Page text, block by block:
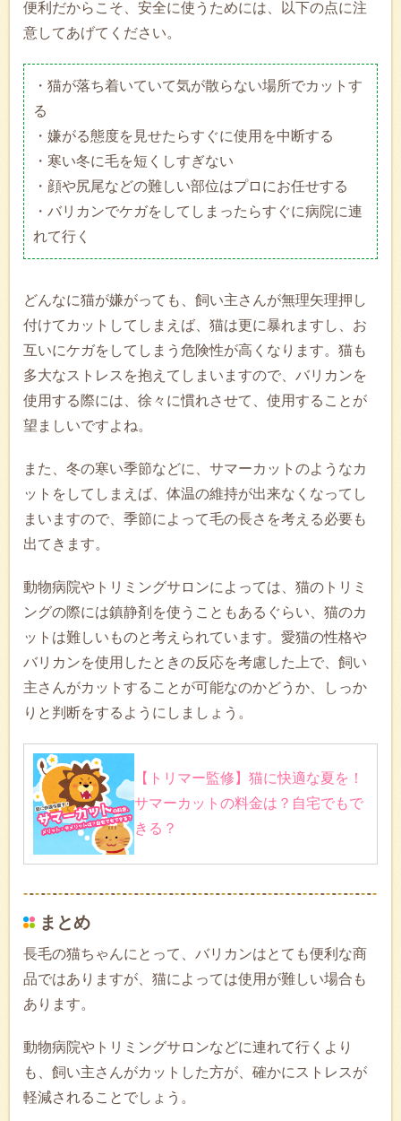
便利だからこそ、安全に使うためには、以下の点に注
意してあげてください。
・猫が落ち着いていて気が散らない場所でカットす
る
・嫌がる態度を見せたらすぐに使用を中断する
・寒い冬に毛を短くしすぎない
・顔や尻尾などの難しい部位はプロにお任せする
・バリカンでケガをしてしまったらすぐに病院に連
れて行く
どんなに猫が嫌がっても、飼い主さんが無理矢理押し
付けてカットしてしまえば、猫は更に暴れますし、お
互いにケガをしてしまう危険性が高くなります。猫も
多大なストレスを抱えてしまいますので、バリカンを
使用する際には、徐々に慣れさせて、使用することが
望ましいですよね。
また、冬の寒い季節などに、サマーカットのようなカ
ットをしてしまえば、体温の維持が出来なくなってし
まいますので、季節によって毛の長さを考える必要も
出てきます。
動物病院やトリミングサロンによっては、猫のトリミ
ングの際には鎮静剤を使うこともあるぐらい、猫のカ
ットは難しいものと考えられています。愛猫の性格や
バリカンを使用したときの反応を考慮した上で、飼い
主さんがカットすることが可能なのかどうか、しっか
りと判断をするようにしましょう。
【トリマー監修】猫に快適な夏を！
サマーカットの料金は？自宅でもで
きる？
まとめ
長毛の猫ちゃんにとって、バリカンはとても便利な商
品ではありますが、猫によっては使用が難しい場合も
あります。
動物病院やトリミングサロンなどに連れて行くより
も、飼い主さんがカットした方が、確かにストレスが
軽減されることでしょう。